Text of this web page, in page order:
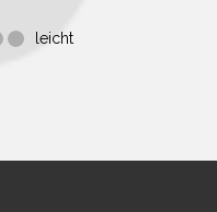
leicht